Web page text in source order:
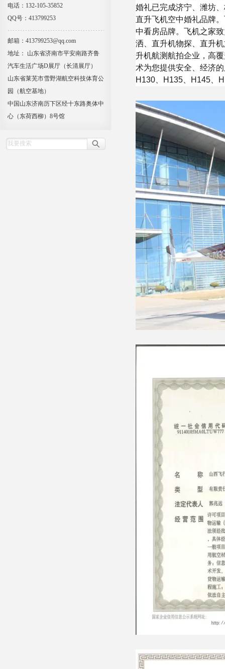
电话：132-105-35852
QQ号：413799253
邮箱：413799253@qq.com
地址： 山东省济南市平安南路齐鲁
汽车生活广场D展厅（长清展厅）
山东省莱芜市雪野湖航空科技体育公
园（航空基地）
中国山东济南历下区经十东路奥体中
心（东荷西柳）8号馆
婚礼已完成济宁、潍坊
直升⻜机空中婚礼品牌
中看房品牌。⻜机之家
洒、直升机物探、直升
升机航测航拍企业，高
术为您提供安全、经济
H130、H135、H145、